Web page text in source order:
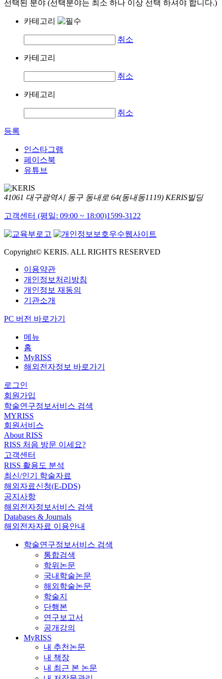
선택된 분야 (선택분야는 최소 하나 이상 선택 하셔야 합니다.)
카테고리
취소
카테고리
취소
카테고리
취소
등록
인스타그램
페이스북
유튜브
41061 대구광역시 동구 동내로 64(동내동1119) KERIS빌딩
고객센터 (평일: 09:00 ~ 18:00)1599-3122
Copyright© KERIS. ALL RIGHTS RESERVED
이용약관
개인정보처리방침
개인정보 재동의
기관소개
PC 버전 바로가기
메뉴
홈
MyRISS
해외전자정보 바로가기
로그인
회원가입
학술연구정보서비스 검색
MYRISS
회원서비스
About RISS
RISS 처음 방문 이세요?
고객센터
RISS 활용도 분석
최신/인기 학술자료
해외자료신청(E-DDS)
공지사항
해외전자정보서비스 검색
Databases & Journals
해외전자자료 이용안내
학술연구정보서비스 검색
통합검색
학위논문
국내학술논문
해외학술논문
학술지
단행본
연구보고서
공개강의
MyRISS
내 추천논문
내 책장
내 최근 본 논문